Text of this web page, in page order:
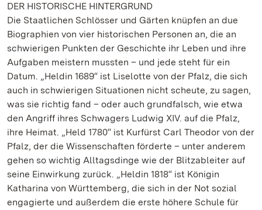
DER HISTORISCHE HINTERGRUND
Die Staatlichen Schlösser und Gärten knüpfen an due
Biographien von vier historischen Personen an, die an
schwierigen Punkten der Geschichte ihr Leben und ihre
Aufgaben meistern mussten – und jede steht für ein
Datum. „Heldin 1689“ ist Liselotte von der Pfalz, die sich
auch in schwierigen Situationen nicht scheute, zu sagen,
was sie richtig fand – oder auch grundfalsch, wie etwa
den Angriff ihres Schwagers Ludwig XIV. auf die Pfalz,
ihre Heimat. „Held 1780“ ist Kurfürst Carl Theodor von der
Pfalz, der die Wissenschaften förderte – unter anderem
gehen so wichtig Alltagsdinge wie der Blitzableiter auf
seine Einwirkung zurück. „Heldin 1818“ ist Königin
Katharina von Württemberg, die sich in der Not sozial
engagierte und außerdem die erste höhere Schule für